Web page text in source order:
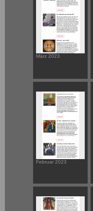
März 2023
Februar 2023